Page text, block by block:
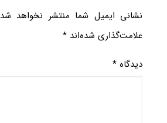
نشانی ایمیل شما منتشر نخواهد شد.
علامت‌گذاری شده‌اند *
دیدگاه*